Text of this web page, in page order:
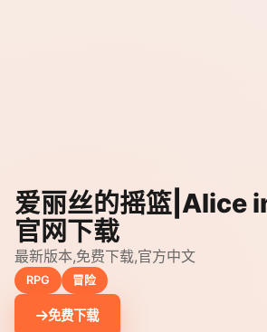
爱丽丝的摇篮|Alice
官网下载
最新版本,免费下载,官方中文
RPG 冒险
免费下载